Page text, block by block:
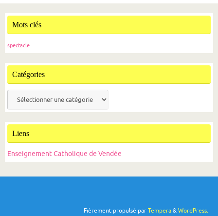
Mots clés
spectacle
Catégories
Liens
Enseignement Catholique de Vendée
Fièrement propulsé parTempera&WordPress.